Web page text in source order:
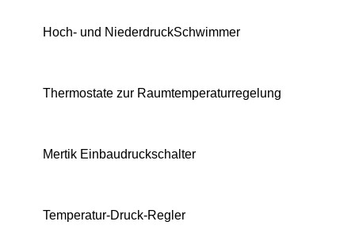
Hoch- und NiederdruckSchwimmer
Thermostate zur Raumtemperaturregelung
Mertik Einbaudruckschalter
Temperatur-Druck-Regler